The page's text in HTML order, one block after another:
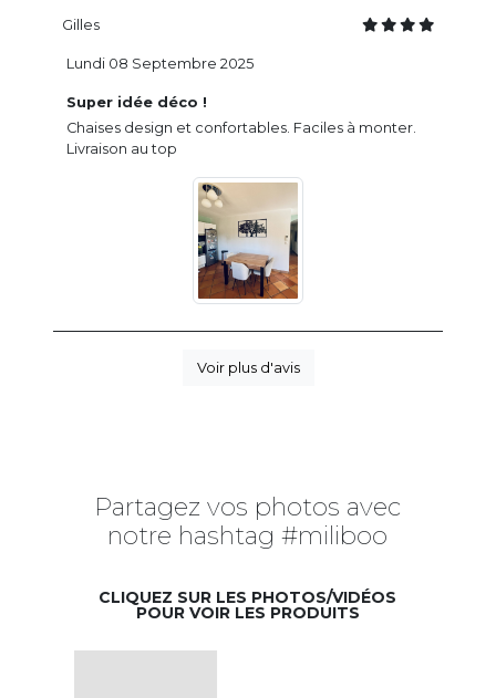
Gilles
Super idée déco !
Chaises design et confortables. Faciles à monter.
Livraison au top
Lundi 08 Septembre 2025
Voir plus d'avis
Partagez vos photos avec
notre hashtag #miliboo
CLIQUEZ SUR LES PHOTOS/VIDÉOS
POUR VOIR LES PRODUITS